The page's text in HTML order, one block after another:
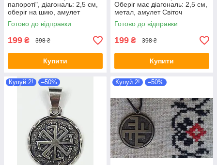
папороті", діагональ: 2,5 см,
оберіг на шию, амулет
Готово до відправки
199 ₴ 398 ₴
Купити
Оберіг має діагональ: 2,5 см,
метал, амулет Світоч
Готово до відправки
199 ₴ 398 ₴
Купити
Купуй 2! –50% Купуй 2! –50%